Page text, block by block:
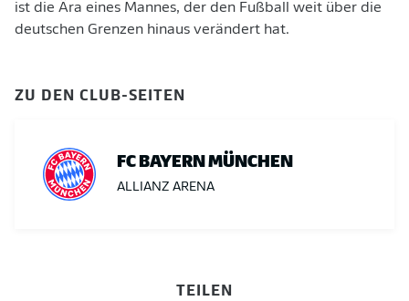
ist die Ära eines Mannes, der den Fußball weit über die
deutschen Grenzen hinaus verändert hat.
ZU DEN CLUB-SEITEN
FC BAYERN MÜNCHEN
ALLIANZ ARENA
TEILEN